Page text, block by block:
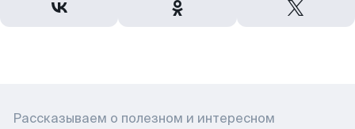
Рассказываем о полезном и интересном